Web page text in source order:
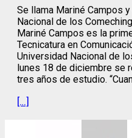
Se llama Mariné Campos
Nacional de los
Mariné Campos es la
Tecnicatura en
Universidad Nacional de
lunes 18 de diciembre se
tres años de estudio.
[…]